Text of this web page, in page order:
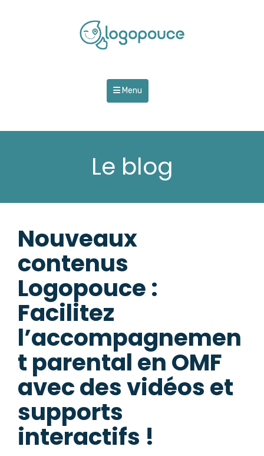
Menu
Le blog
Nouveaux
contenus
Logopouce :
Facilitez
l’accompagnemen
t parental en OMF
avec des vidéos et
supports
interactifs !